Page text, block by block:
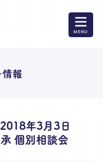
MENU
報
年3月3日
個別相談会